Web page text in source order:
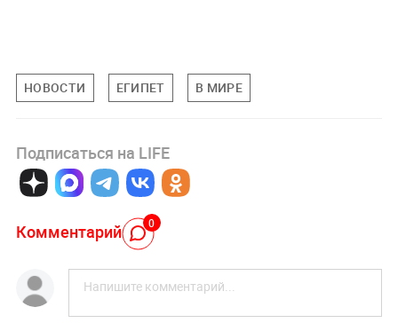
НОВОСТИ ЕГИПЕТ В МИРЕ
Подписаться на LIFE
Комментарий 0